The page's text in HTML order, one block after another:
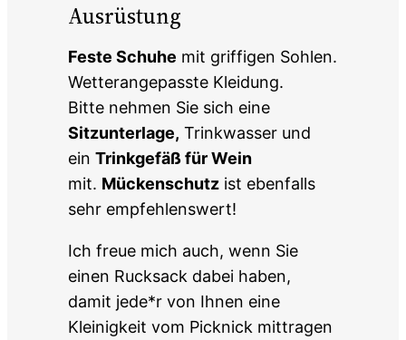
Ausrüstung
Feste Schuhe mit griffigen Sohlen.
Wetterangepasste Kleidung.
Bitte nehmen Sie sich eine
Sitzunterlage, Trinkwasser und
einTrinkgefäß für Wein
mit. Mückenschutz ist ebenfalls
sehr empfehlenswert!
Ich freue mich auch, wenn Sie
einen Rucksack dabei haben,
damit jede*r von Ihnen eine
Kleinigkeit vom Picknick mittragen